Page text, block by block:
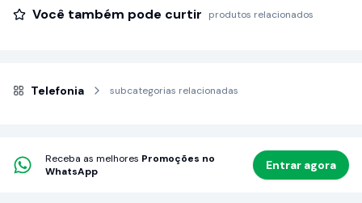
Você também pode curtir produtos relacionados
Telefonia subcategorias relacionadas
Receba as melhores Promoções no
WhatsApp
Entrar agora